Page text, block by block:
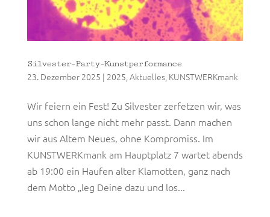
Silvester-Party-Kunstperformance
23. Dezember 2025 | 2025 Aktuelles, KUNSTWERKmank
Wir feiern ein Fest! Zu Silvester zerfetzen wir, was
uns schon lange nicht mehr passt. Dann machen
wir aus Altem Neues, ohne Kompromiss. Im
KUNSTWERKmank am Hauptplatz 7 wartet abends
ab 19:00 ein Haufen alter Klamotten, ganz nach
dem Motto „leg Deine dazu und los...